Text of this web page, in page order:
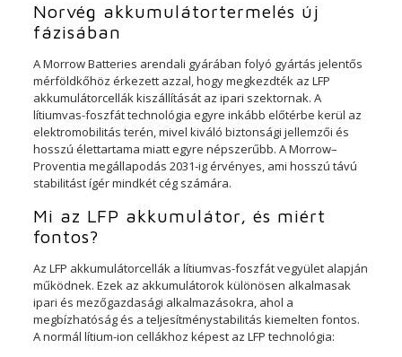
Norvég akkumulátortermelés új
fázisában
A Morrow Batteries arendali gyárában folyó gyártás jelentős
mérföldkőhöz érkezett azzal, hogy megkezdték az LFP
akkumulátorcellák kiszállítását az ipari szektornak. A
lítiumvas-foszfát technológia egyre inkább előtérbe kerül az
elektromobilitás terén, mivel kiváló biztonsági jellemzői és
hosszú élettartama miatt egyre népszerűbb. A Morrow–
Proventia megállapodás 2031-ig érvényes, ami hosszú távú
stabilitást ígér mindkét cég számára.
Mi az LFP akkumulátor, és miért
fontos?
Az LFP akkumulátorcellák a lítiumvas-foszfát vegyület alapján
működnek. Ezek az akkumulátorok különösen alkalmasak
ipari és mezőgazdasági alkalmazásokra, ahol a
megbízhatóság és a teljesítménystabilitás kiemelten fontos.
A normál lítium-ion cellákhoz képest az LFP technológia: